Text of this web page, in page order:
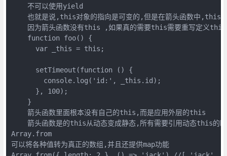
    不可以使用yield
也就是说,this对象的指向是可变的,但是在箭头函数中,this
    因为箭头函数没有this ,如果真的需要this需要重写定义this
    function foo() {
      var _this = this;
      setTimeout(function () {
        console.log('id:', _this.id);
      }, 100);
    }
    箭头函数里面根本没有自己的this,而是应用外层的this
箭头函数是的this从动态变成静态,所有需要引用动态this的
Array.from
可以将各种值转为真正的数组,并且还提供map功能